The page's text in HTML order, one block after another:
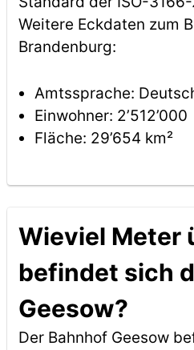
Weitere Eckdaten zum
Brandenburg:
Amtssprache:
Einwohner: 2’512’000
Fläche: 29’654 km²
Wieviel Meter
befindet sich
Geesow?
Der Bahnhof Geesow